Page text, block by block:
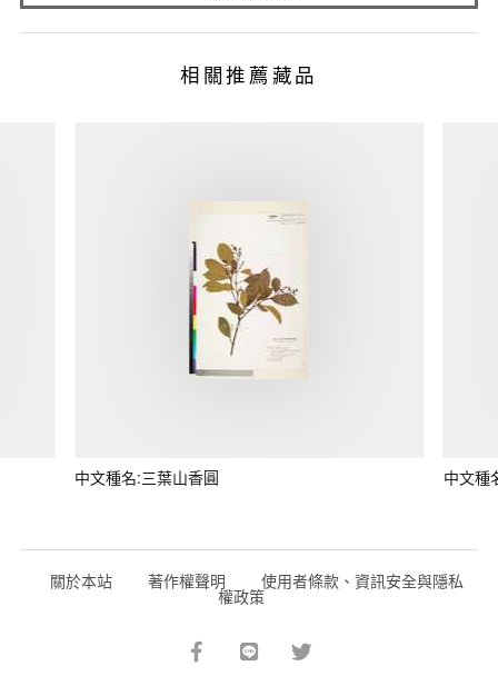
相關推薦藏品
中文種名:三葉山香圓 中文種
關於本站 著作權聲明 使用者條款、資訊安全與隱私
權政策